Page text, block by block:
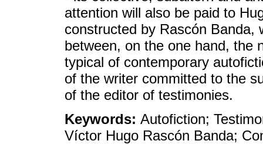
attention will also be paid to
constructed by Rascón Banda,
between, on the one hand, the
typical of contemporary
of the writer committed to the
of the editor of testimonies.
Keywords: Autofiction;
Víctor Hugo Rascón Banda;